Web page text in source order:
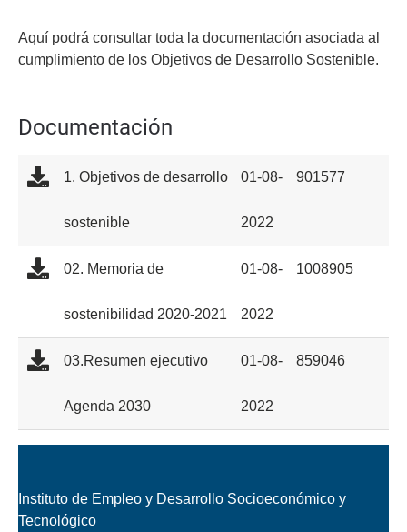
Aquí podrá consultar toda la documentación asociada al
cumplimiento de los Objetivos de Desarrollo Sostenible.
Documentación
1. Objetivos de desarrollo
sostenible
01-08-
2022
901577
02. Memoria de
sostenibilidad 2020-2021
01-08-
2022
1008905
03.Resumen ejecutivo
Agenda 2030
01-08-
2022
859046
Instituto de Empleo y Desarrollo Socioeconómico y
Tecnológico